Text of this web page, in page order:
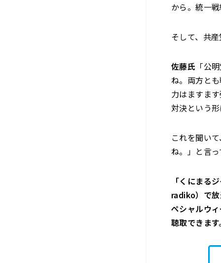
から。統一
そして、共
佐藤氏 「公
ね。両方と
力はますま
対決という
これを聞い
ね。」と言
「くにまる
radiko）で
ペシャルウ
聴取できます